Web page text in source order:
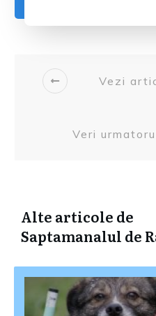
Vezi
Veri
Alte articole de
Saptamanalul de